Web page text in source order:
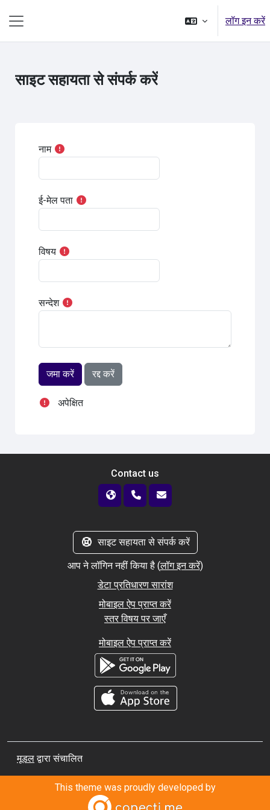
लॉग इन करें
साइट सहायता से संपर्क करें
नाम
ई-मेल पता
विषय
सन्देश
अपेक्षित
Contact us
साइट सहायता से संपर्क करें
आप ने लॉगिन नहीं किया है (लॉग इन करें)
डेटा प्रतिधारण सारांश
मोबाइल ऐप प्राप्त करें
स्तर विषय पर जाएँ
मोबाइल ऐप प्राप्त करें
मूडलद्वारा संचालित
This theme was proudly developed by